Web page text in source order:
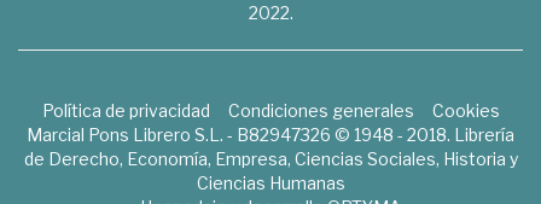
2022.
Política de privacidad Condiciones generales
Cookies
Marcial Pons Librero S.L. - B82947326 © 1948 - 2018. Librería
de Derecho, Economía, Empresa, Ciencias Sociales, Historia y
Ciencias Humanas